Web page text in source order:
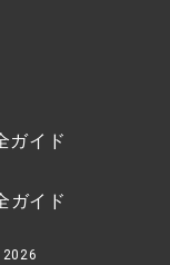
ガイド
ガイド
2026